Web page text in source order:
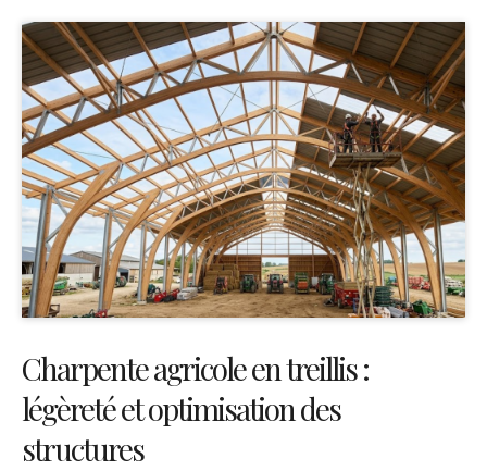
Charpente agricole en treillis :
légèreté et optimisation des
structures